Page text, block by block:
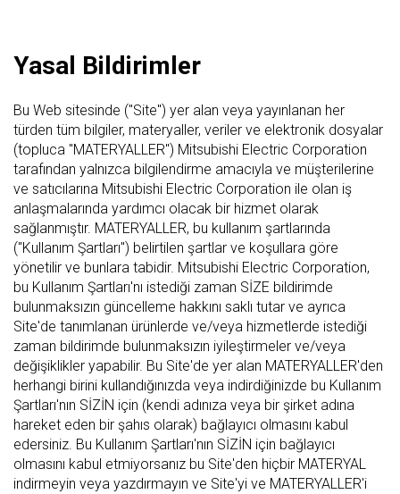
Yasal Bildirimler
Bu Web sitesinde ("Site") yer alan veya yayınlanan her
türden tüm bilgiler, materyaller, veriler ve elektronik dosyalar
(topluca "MATERYALLER") Mitsubishi Electric Corporation
tarafından yalnızca bilgilendirme amacıyla ve müşterilerine
ve satıcılarına Mitsubishi Electric Corporation ile olan iş
anlaşmalarında yardımcı olacak bir hizmet olarak
sağlanmıştır. MATERYALLER, bu kullanım şartlarında
("Kullanım Şartları") belirtilen şartlar ve koşullara göre
yönetilir ve bunlara tabidir. Mitsubishi Electric Corporation,
bu Kullanım Şartları'nı istediği zaman SİZE bildirimde
bulunmaksızın güncelleme hakkını saklı tutar ve ayrıca
Site'de tanımlanan ürünlerde ve/veya hizmetlerde istediği
zaman bildirimde bulunmaksızın iyileştirmeler ve/veya
değişiklikler yapabilir. Bu Site'de yer alan MATERYALLER'den
herhangi birini kullandığınızda veya indirdiğinizde bu Kullanım
Şartları'nın SİZİN için (kendi adınıza veya bir şirket adına
hareket eden bir şahıs olarak) bağlayıcı olmasını kabul
edersiniz. Bu Kullanım Şartları'nın SİZİN için bağlayıcı
olmasını kabul etmiyorsanız bu Site'den hiçbir MATERYAL
indirmeyin veya yazdırmayın ve Site'yi ve MATERYALLER'i